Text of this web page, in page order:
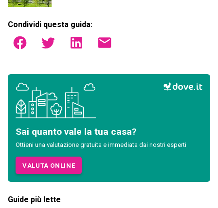
Condividi questa guida:
Sai quanto vale la tua casa?
Ottieni una valutazione gratuita e immediata dai nostri esperti
VALUTA ONLINE
Guide più lette